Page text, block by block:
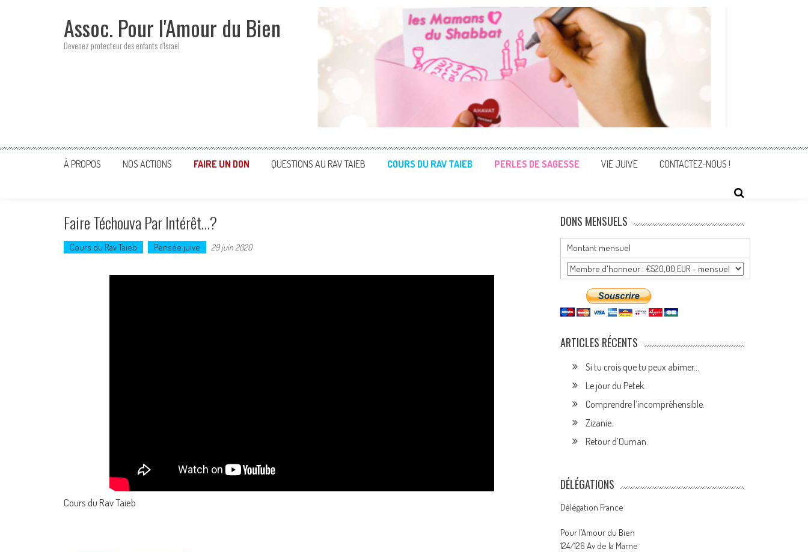
Assoc. Pour l'Amour du Bien
Devenez protecteur des enfants d'Israël
À PROPOS NOS ACTIONS FAIRE UN DON QUESTIONS AU RAV TAIEB COURS DU RAV TAIEB PERLES DE SAGESSE VIE JUIVE CONTACTEZ-NOUS !
Faire Téchouva Par Intérêt…?
Cours du Rav Taieb Pensée juive 29 juin 2020
Cours du Rav Taieb
DONS MENSUELS
Montant mensuel
ARTICLES RÉCENTS
Si tu crois que tu peux abimer…
Le jour du Petek.
Comprendre l’incompréhensible.
Zizanie.
Retour d’Ouman.
DÉLÉGATIONS
Délégation France
Pour l’Amour du Bien
124/126 Av de la Marne